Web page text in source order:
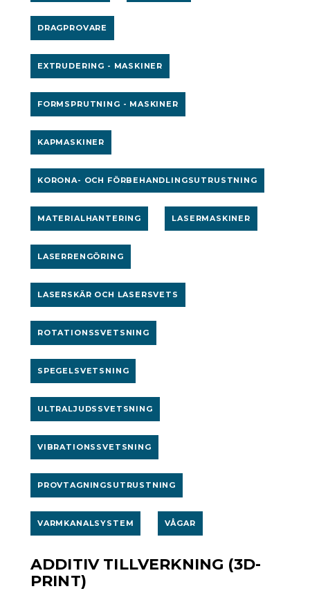
DRAGPROVARE
EXTRUDERING - MASKINER
FORMSPRUTNING - MASKINER
KAPMASKINER
KORONA- OCH FÖRBEHANDLINGSUTRUSTNING
MATERIALHANTERING LASERMASKINER
LASERRENGÖRING
LASERSKÄR OCH LASERSVETS
ROTATIONSSVETSNING
SPEGELSVETSNING
ULTRALJUDSSVETSNING
VIBRATIONSSVETSNING
PROVTAGNINGSUTRUSTNING
VARMKANALSYSTEM VÅGAR
ADDITIV TILLVERKNING (3D-
PRINT)